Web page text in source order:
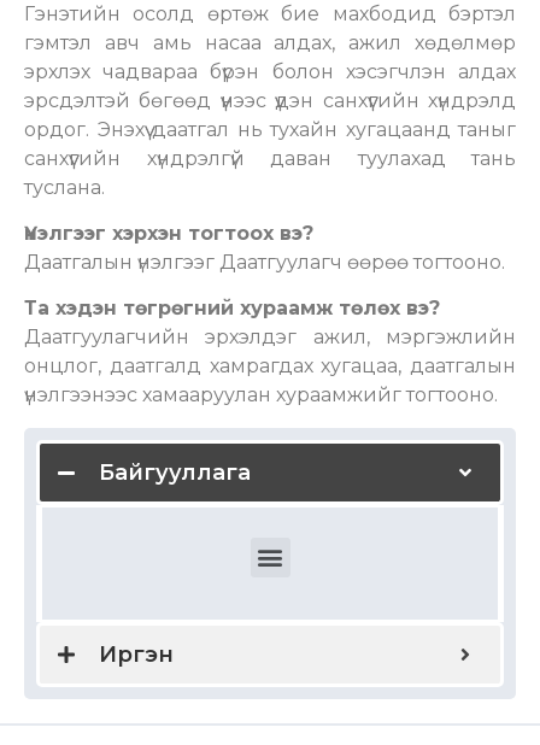
Байгууллага
Иргэн
Гэнэтийн осолд өртөж бие махбодид бэртэл
гэмтэл авч амь насаа алдах, ажил хөдөлмөр
эрхлэх чадвараа бүрэн болон хэсэгчлэн алдах
эрсдэлтэй бөгөөд үүнээс үүдэн санхүүгийн хүндрэлд
ордог. Энэхүү даатгал нь тухайн хугацаанд таныг
санхүүгийн хүндрэлгүй даван туулахад тань
туслана.
Үнэлгээг хэрхэн тогтоох вэ?
Даатгалын үнэлгээг Даатгуулагч өөрөө тогтооно.
Та хэдэн төгрөгний хураамж төлөх вэ?
Даатгуулагчийн эрхэлдэг ажил, мэргэжлийн
онцлог, даатгалд хамрагдах хугацаа, даатгалын
үнэлгээнээс хамааруулан хураамжийг тогтооно.